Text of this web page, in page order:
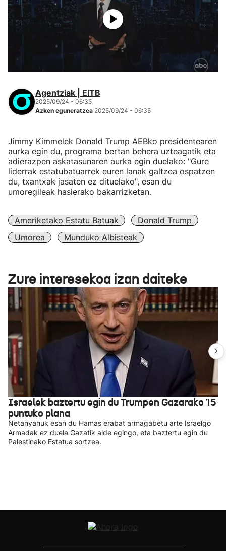
Agentziak | EITB
2025/09/24 - 06:35
Azken eguneratzea 2025/09/24 - 06:35
Jimmy Kimmelek Donald Trump AEBko presidentearen
aurka egin du, programa bertan behera uzteagatik eta
adierazpen askatasunaren aurka egin duelako: "Gure
liderrak estatubatuarrek euren lanak galtzea ospatzen
du, txantxak jasaten ez dituelako", esan du
umoregileak hasierako bakarrizketan.
Ameriketako Estatu Batuak
Donald Trump
Umorea
Munduko Albisteak
Zure interesekoa izan daiteke
Israelek baztertu egin du Trumpen Gazarako 15
puntuko plana
Netanyahuk esan du Hamas erabat armagabetu arte Israelgo
Armadak ez duela Gazatik alde egingo, eta baztertu egin du
Palestinako Estatua sortzea.